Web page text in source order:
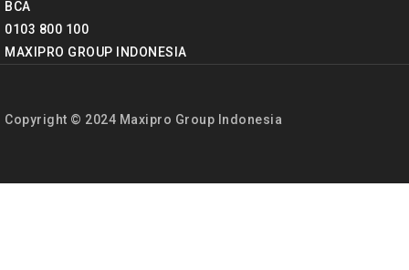
BCA
0103 800 100
MAXIPRO GROUP INDONESIA
Copyright © 2024 Maxipro Group Indonesia